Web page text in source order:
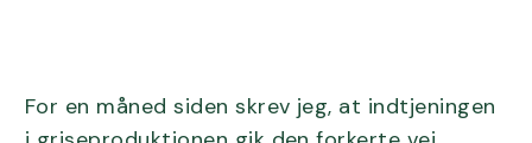
For en måned siden skrev jeg, at indtjeningen